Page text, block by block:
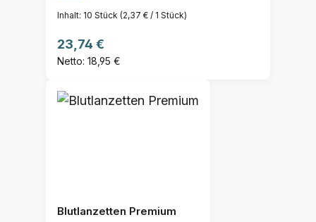
Inhalt: 10 Stück (2,37 € / 1 Stück)
Regulärer Preis:
23,74 €
Netto: 18,95 €
Blutlanzetten Premium